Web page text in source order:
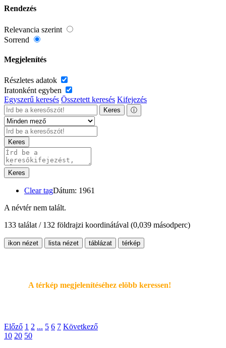
Rendezés
Relevancia szerint
Sorrend
Megjelenítés
Részletes adatok
Iratonként egyben
Egyszerű keresés Összetett keresés Kifejezés
Keres ⓘ
Keres
Keres
Clear tagDátum: 1961
A névtér nem talált.
133 találat / 132 földrajzi koordinátával (0,039 másodperc)
ikon nézet lista nézet táblázat térkép
A térkép megjelenítéséhez elöbb keressen!
Előző 1 2 ... 5 6 7 Következő
10 20 50